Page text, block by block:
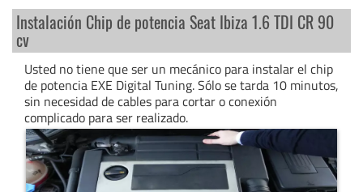
Instalación Chip de potencia Seat Ibiza 1.6 TDI CR 90
cv
Usted no tiene que ser un mecánico para instalar el chip
de potencia EXE Digital Tuning. Sólo se tarda 10 minutos,
sin necesidad de cables para cortar o conexión
complicado para ser realizado.